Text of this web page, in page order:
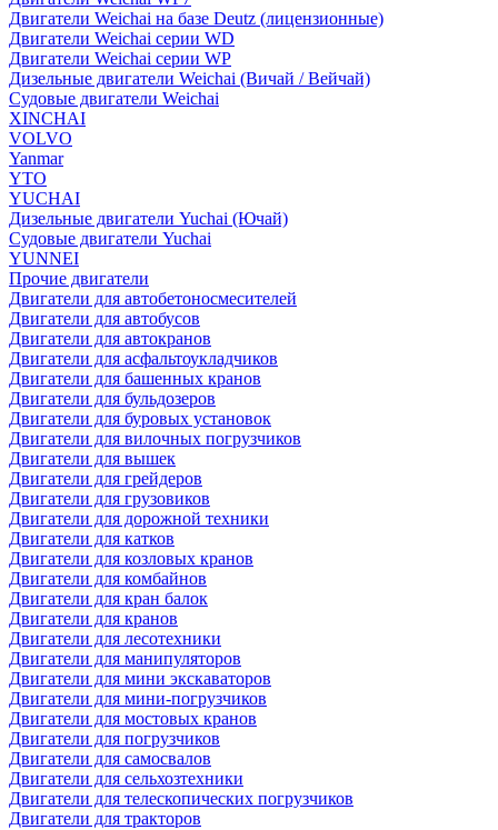
Двигатели Weichai на базе Deutz (лицензионные)
Двигатели Weichai серии WD
Двигатели Weichai серии WP
Дизельные двигатели Weichai (Вичай / Вейчай)
Судовые двигатели Weichai
XINCHAI
VOLVO
Yanmar
YTO
YUCHAI
Дизельные двигатели Yuchai (Ючай)
Судовые двигатели Yuchai
YUNNEI
Прочие двигатели
Двигатели для автобетоносмесителей
Двигатели для автобусов
Двигатели для автокранов
Двигатели для асфальтоукладчиков
Двигатели для башенных кранов
Двигатели для бульдозеров
Двигатели для буровых установок
Двигатели для вилочных погрузчиков
Двигатели для вышек
Двигатели для грейдеров
Двигатели для грузовиков
Двигатели для дорожной техники
Двигатели для катков
Двигатели для козловых кранов
Двигатели для комбайнов
Двигатели для кран балок
Двигатели для кранов
Двигатели для лесотехники
Двигатели для манипуляторов
Двигатели для мини экскаваторов
Двигатели для мини-погрузчиков
Двигатели для мостовых кранов
Двигатели для погрузчиков
Двигатели для самосвалов
Двигатели для сельхозтехники
Двигатели для телескопических погрузчиков
Двигатели для тракторов